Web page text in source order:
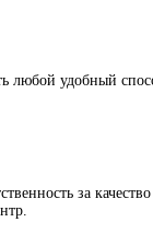
любой удобный
за